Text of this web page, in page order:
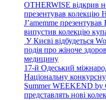
OTHERWISE відкрив
презентував колекцію
J’amemme
випустив колекцію
У Києві відбудеться
подія про жіноче
медицину
17-й Одеський
Національну
Summer WEEKEND by
представлять нові